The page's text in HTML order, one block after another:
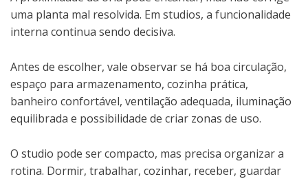
uma planta mal resolvida. Em studios, a funcionalidade
interna continua sendo decisiva.
Antes de escolher, vale observar se há boa circulação,
espaço para armazenamento, cozinha prática,
banheiro confortável, ventilação adequada, iluminação
equilibrada e possibilidade de criar zonas de uso.
O studio pode ser compacto, mas precisa organizar a
rotina. Dormir, trabalhar, cozinhar, receber, guardar